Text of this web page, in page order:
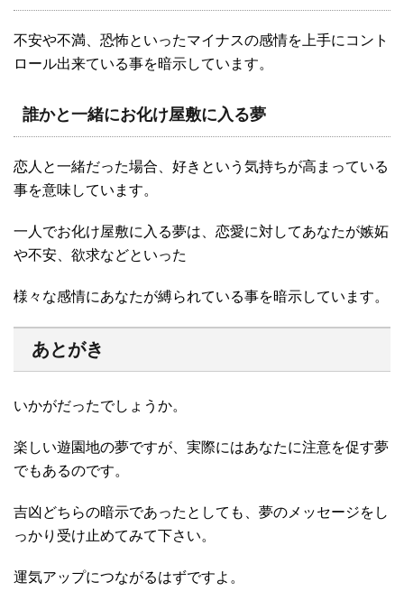
不安や不満、恐怖といったマイナスの感情を上手にコント
ロール出来ている事を暗示しています。
誰かと一緒にお化け屋敷に入る夢
恋人と一緒だった場合、好きという気持ちが高まっている
事を意味しています。
一人でお化け屋敷に入る夢は、恋愛に対してあなたが嫉妬
や不安、欲求などといった
様々な感情にあなたが縛られている事を暗示しています。
あとがき
いかがだったでしょうか。
楽しい遊園地の夢ですが、実際にはあなたに注意を促す夢
でもあるのです。
吉凶どちらの暗示であったとしても、夢のメッセージをし
っかり受け止めてみて下さい。
運気アップにつながるはずですよ。